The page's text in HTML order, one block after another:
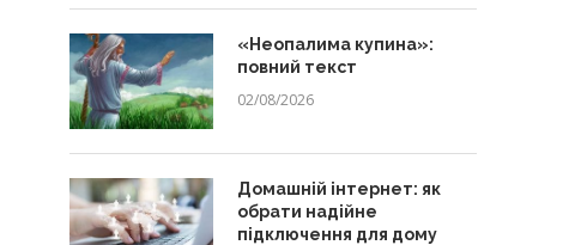
«Неопалима купина»:
повний текст
02/08/2026
Домашній інтернет: як
обрати надійне
підключення для дому